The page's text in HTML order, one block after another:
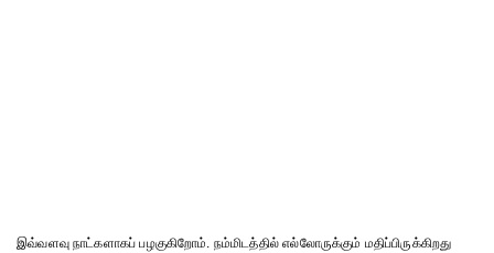
இவ்வளவு நாட்களாகப் பழகுகிறோம். நம்மிடத்தில் எல்லோருக்கும் மதிப்பிருக்கிறது